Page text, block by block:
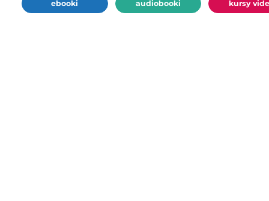
ebooki audiobooki kursy